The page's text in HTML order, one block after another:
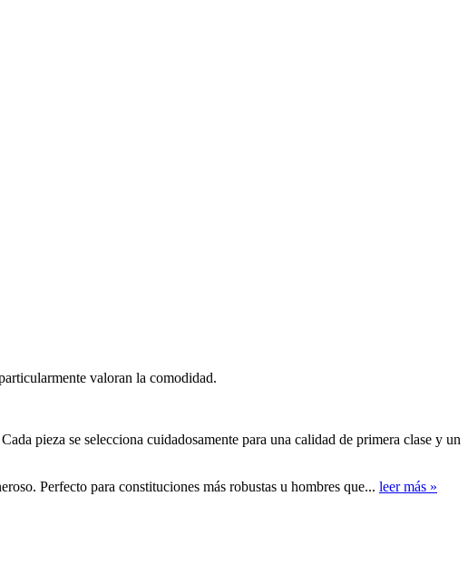
valoran la comodidad.
pieza se selecciona cuidadosamente para una calidad de primera clase y un
Perfecto para constituciones más robustas u hombres que... leer más »